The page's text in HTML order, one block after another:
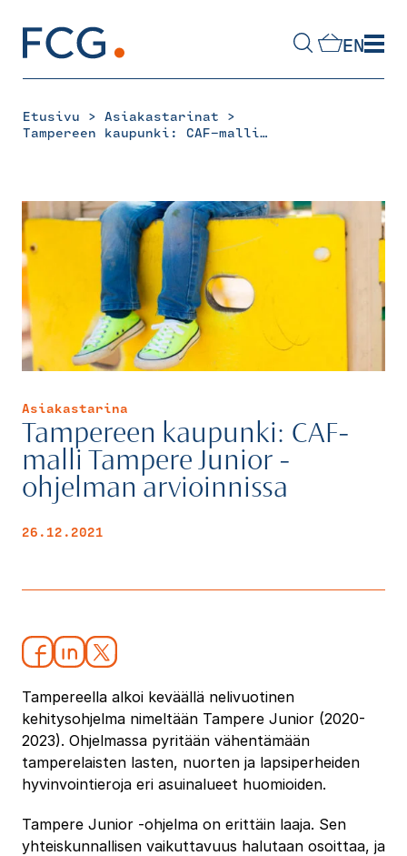
content
EN
Etusivu > Asiakastarinat >
Tampereen kaupunki: CAF-malli Tampere Junior -ohjelman arvioinnissa
Asiakastarina
Tampereen kaupunki: CAF-
malli Tampere Junior -
ohjelman arvioinnissa
26.12.2021
Tampereella alkoi keväällä nelivuotinen
kehitysohjelma nimeltään Tampere Junior (2020-
2023). Ohjelmassa pyritään vähentämään
tamperelaisten lasten, nuorten ja lapsiperheiden
hyvinvointieroja eri asuinalueet huomioiden.
Tampere Junior -ohjelma on erittäin laaja. Sen
yhteiskunnallisen vaikuttavuus halutaan osoittaa, ja